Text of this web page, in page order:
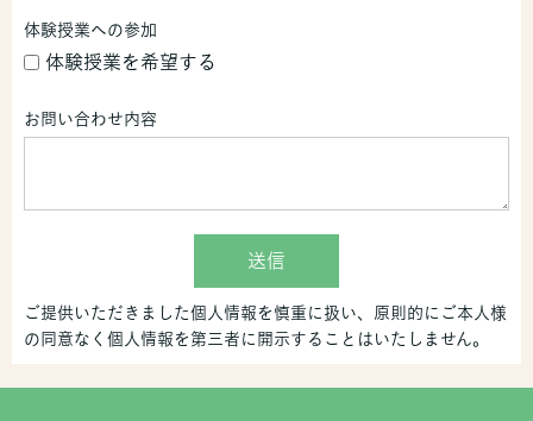
体験授業への参加
体験授業を希望する
お問い合わせ内容
送信
ご提供いただきました個人情報を慎重に扱い、原則的にご本人様
の同意なく個人情報を第三者に開示することはいたしません。